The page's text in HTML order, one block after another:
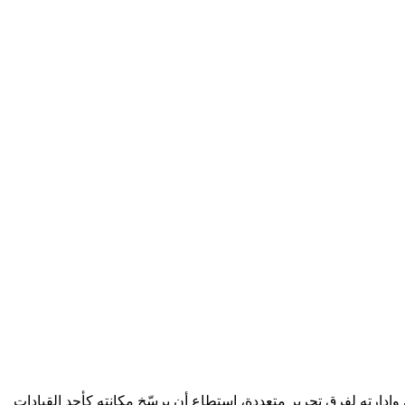
لفرق تحرير متعددة، استطاع أن يرسّخ مكانته كأحد القيادات